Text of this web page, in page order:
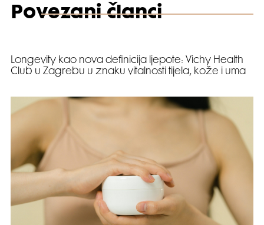
Povezani članci
Longevity kao nova definicija ljepote: Vichy Health
Club u Zagrebu u znaku vitalnosti tijela, kože i uma